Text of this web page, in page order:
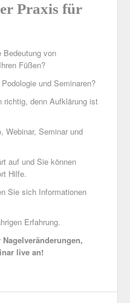
Praxis für
Bedeutung von
Füßen?
und Seminaren?
richtig, denn Aufklärung ist
Webinar, Seminar und
auf und Sie können
Hilfe.
Sie sich Informationen
Erfahrung.
live an!